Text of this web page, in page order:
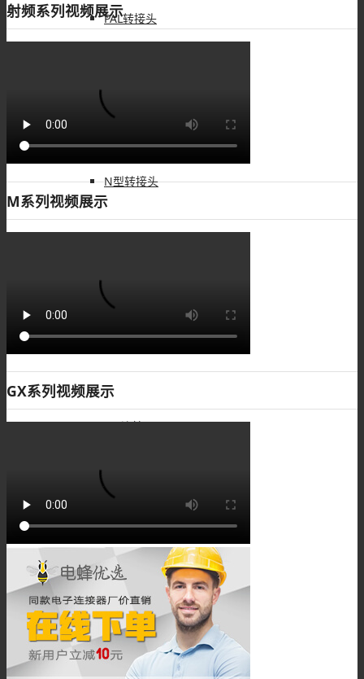
PAL转接头
N型转接头
M8连接器
M8板端插座
M8组装接头
M8注塑接头
射频系列视频展示
M系列视频展示
GX系列视频展示